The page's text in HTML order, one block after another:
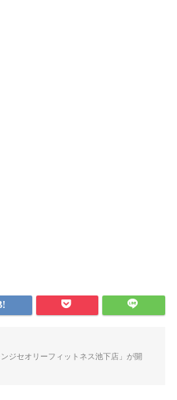
ジセオリーフィットネス池下店」が開